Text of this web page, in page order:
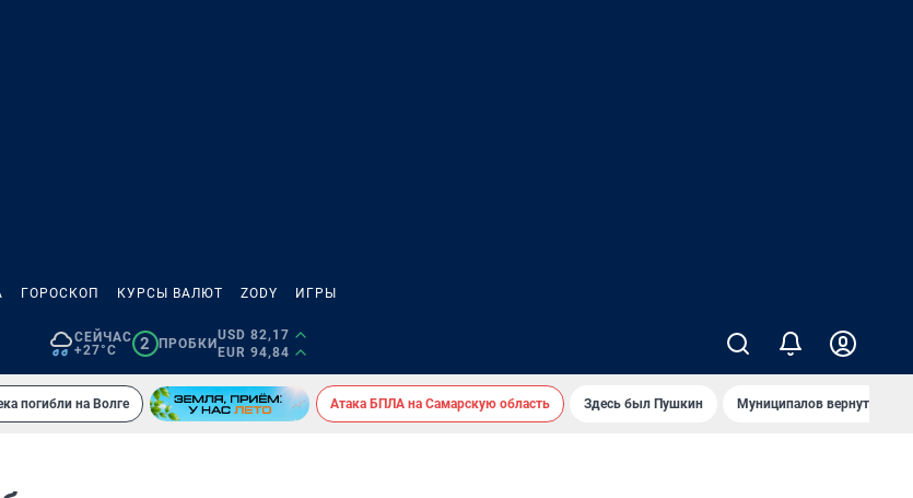
ГОРОСКОП КУРСЫ ВАЛЮТ ZODY ИГРЫ
СЕЙЧАС
+27°C
2 ПРОБКИ
USD 82,17
EUR 94,84
погибли на Волге Атака БПЛА на Самарскую область Здесь был Пушкин Муниципалов вернут на